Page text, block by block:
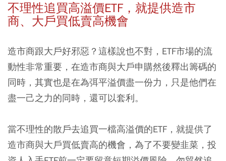
不理性追買高溢價ETF，就提供造市
商、大戶買低賣高機會
造市商跟大戶好邪惡？這樣說也不對，ETF市場的流
動性非常重要，在造市商與大戶申購然後釋出籌碼的
同時，其實也是在為弭平溢價盡一份力，只是他們在
盡一己之力的同時，還可以套利。
當不理性的散戶去追買一檔高溢價的ETF，就提供了
造市商與大戶買低賣高的機會，為了不要變韭菜，投